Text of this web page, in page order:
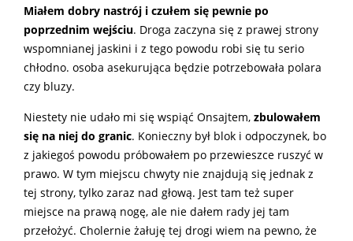
Miałem dobry nastrój i czułem się pewnie po
poprzednim wejściu. Droga zaczyna się z prawej strony
wspomnianej jaskini i z tego powodu robi się tu serio
chłodno. osoba asekurująca będzie potrzebowała polara
czy bluzy.
Niestety nie udało mi się wspiąć Onsajtem, zbulowałem
się na niej do granic. Konieczny był blok i odpoczynek, bo
z jakiegoś powodu próbowałem po przewieszce ruszyć w
prawo. W tym miejscu chwyty nie znajdują się jednak z
tej strony, tylko zaraz nad głową. Jest tam też super
miejsce na prawą nogę, ale nie dałem rady jej tam
przełożyć. Cholernie żałuję tej drogi wiem na pewno, że